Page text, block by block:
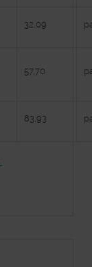
32,09
57,70
83,93